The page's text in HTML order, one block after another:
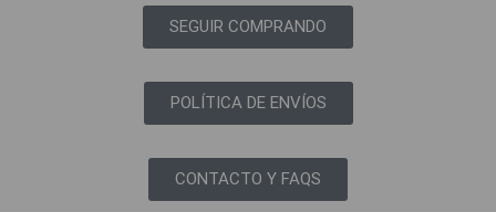
SEGUIR COMPRANDO
POLÍTICA DE ENVÍOS
CONTACTO Y FAQS